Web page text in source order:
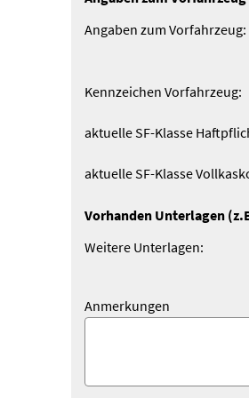
Angaben zum Vorfahrzeug:
Kenn­zeichen Vorfahrzeug:
aktuelle SF-Klasse
aktuelle SF-Klasse
Vorhanden Unterlagen
Weitere Unterlagen:
Anmerkungen